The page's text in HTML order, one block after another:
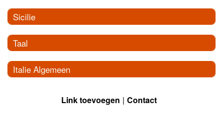
Sicilie
Taal
Italie Algemeen
Link toevoegen Contact